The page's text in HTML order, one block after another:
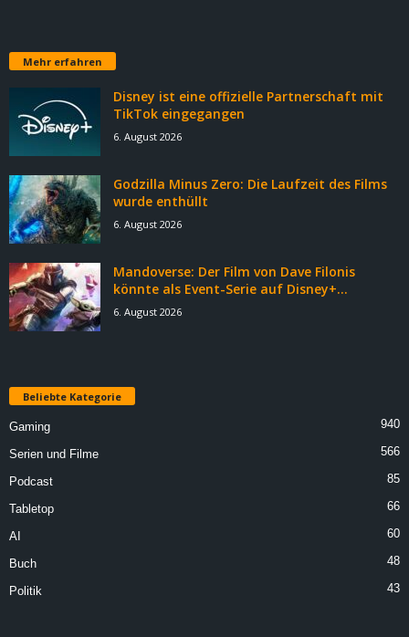
Mehr erfahren
Disney ist eine offizielle Partnerschaft mit
TikTok eingegangen
6. August 2026
Godzilla Minus Zero: Die Laufzeit des Films
wurde enthüllt
6. August 2026
Mandoverse: Der Film von Dave Filonis
könnte als Event-Serie auf Disney+...
6. August 2026
Beliebte Kategorie
Gaming 940
Serien und Filme 566
Podcast 85
Tabletop 66
AI 60
Buch 48
Politik 43